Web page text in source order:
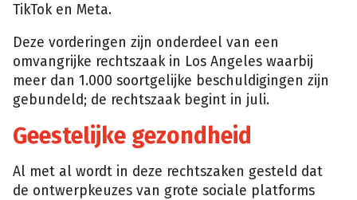
TikTok en Meta.
Deze vorderingen zijn onderdeel van een
omvangrijke rechtszaak in Los Angeles waarbij
meer dan 1.000 soortgelijke beschuldigingen zijn
gebundeld; de rechtszaak begint in juli.
Geestelijke gezondheid
Al met al wordt in deze rechtszaken gesteld dat
de ontwerpkeuzes van grote sociale platforms